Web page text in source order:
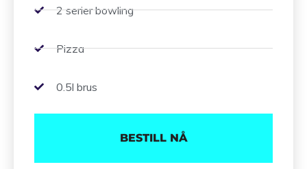
2 serier bowling
Pizza
0.5l brus
BESTILL NÅ